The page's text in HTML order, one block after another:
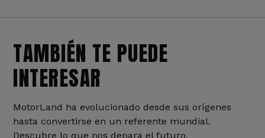
TAMBIÉN TE PUEDE
INTERESAR
MotorLand ha evolucionado desde sus orígenes
hasta convertirse en un referente mundial.
Descubre lo que nos depara el futuro.